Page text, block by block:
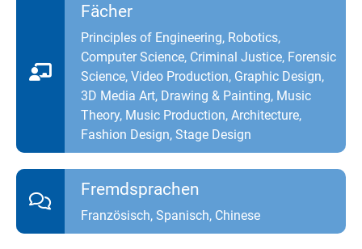
Fächer
Principles of Engineering, Robotics,
Computer Science, Criminal Justice, Forensic
Science, Video Production, Graphic Design,
3D Media Art, Drawing & Painting, Music
Theory, Music Production, Architecture,
Fashion Design, Stage Design
Fremdsprachen
Französisch, Spanisch, Chinese